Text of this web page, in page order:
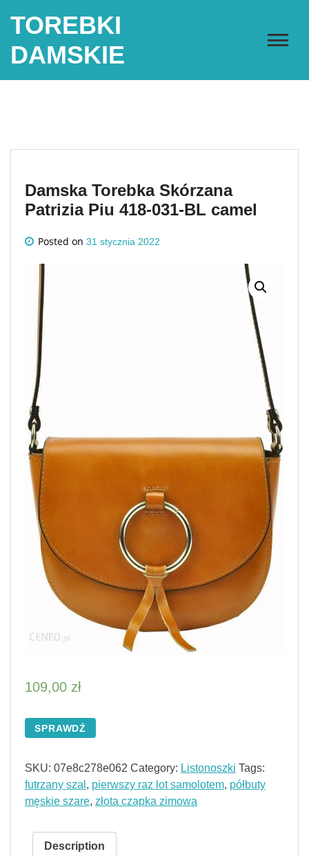
TOREBKI
DAMSKIE
Damska Torebka Skórzana
Patrizia Piu 418-031-BL camel
Posted on 31 stycznia 2022
109,00 zł
SPRAWDŹ
SKU: 07e8c278e062 Category: Listonoszki Tags:
futrzany szal , pierwszy raz lot samolotem, półbuty
męskie szare, złota czapka zimowa
Description